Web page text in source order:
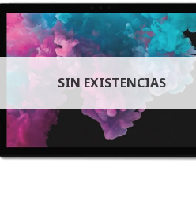
SIN EXISTENCIAS